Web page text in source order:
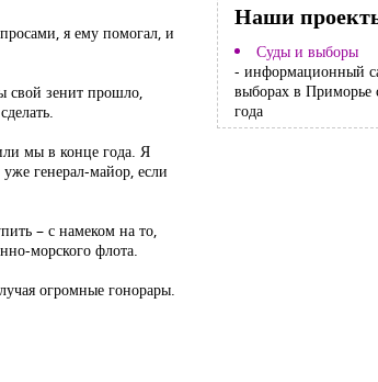
я ему помогал, и
свой зенит прошло,
мы в конце года. Я
генерал-майор, если
– с намеком на то,
морского флота.
огромные гонорары.
Наши
Суды и выборы
- информационный
выборах в Приморье
года